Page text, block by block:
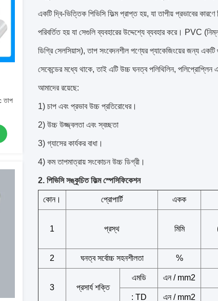
তাপ
একটি দ্বি-ভিত্তিক পিভিসি ফিল্ম প্রাপ্ত হয়, যা তাপীয় প্রভাবের
পরিবর্তিত হয় যা সেগুলি ব্যবহারের উদ্দেশ্যে ব্যবহার করে। PVC (নিম্ন
ডিগ্রি সেলসিয়াস), তাপ সংবেদনশীল পণ্যের প্যাকেজিংয়ের জন্য
সেকেন্ডের মধ্যে থাকে, তাই এটি উচ্চ ঘনত্ব পলিথিলিন, পলিপ্রোপ্লিন
আমাদের রয়েছে:
1) চাপ এবং প্রভাব উচ্চ প্রতিরোধের।
2) উচ্চ উজ্জ্বলতা এবং স্বচ্ছতা
3) গ্যাসের কার্যকর বাধা।
4) কম তাপমাত্রায় সংকোচন উচ্চ ডিগ্রী।
2. পিভিসি সঙ্কুচিত ফিল্ম স্পেসিফিকেশন
কোন। প্রোপার্টি একক
1 প্রস্থ মিমি
2 ঘনত্ব সর্বোচ্চ সহনশীলতা %
3 প্রসার্য শক্তি
এমডি এন / mm2
: TD এন / mm2